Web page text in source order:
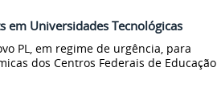
em Universidades Tecnológicas
PL, em regime de urgência, para
dos Centros Federais de Educação